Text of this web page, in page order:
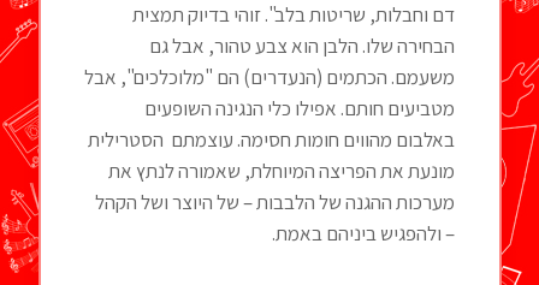
דם וחבלות, שריטות בלב". זוהי בדיוק תמצית
הבחירה שלו. הלבן הוא צבע טהור, אבל גם
משעמם. הכתמים (הנעדרים) הם "מלוכלכים", אבל
מטביעים חותם. אפילו כלי הנגינה השופעים
באלבום מהווים חומות חסימה. עוצמתם הסטרילית
מונעת את הפריצה המיוחלת, שאמורה לנתץ את
מערכות ההגנה של הלבבות – של היוצר ושל הקהל
– ולהפגיש ביניהם באמת.